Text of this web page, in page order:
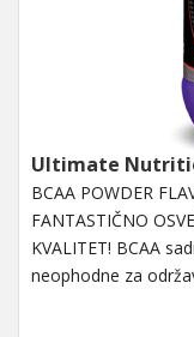
Ultimate
BCAA POWDER
FANTASTIČNO
KVALITET! BCAA
neophodne za